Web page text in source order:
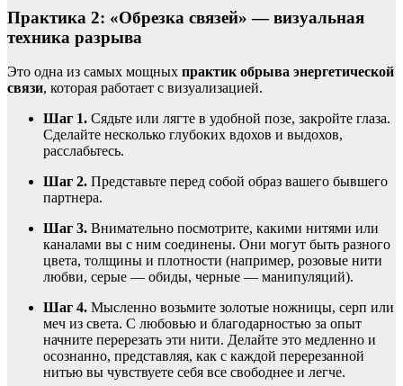
Практика 2: «Обрезка связей» — визуальная
техника разрыва
Это одна из самых мощных практик обрыва энергетической
связи, которая работает с визуализацией.
Шаг 1. Сядьте или лягте в удобной позе, закройте глаза.
Сделайте несколько глубоких вдохов и выдохов,
расслабьтесь.
Шаг 2. Представьте перед собой образ вашего бывшего
партнера.
Шаг 3. Внимательно посмотрите, какими нитями или
каналами вы с ним соединены. Они могут быть разного
цвета, толщины и плотности (например, розовые нити
любви, серые — обиды, черные — манипуляций).
Шаг 4. Мысленно возьмите золотые ножницы, серп или
меч из света. С любовью и благодарностью за опыт
начните перерезать эти нити. Делайте это медленно и
осознанно, представляя, как с каждой перерезанной
нитью вы чувствуете себя все свободнее и легче.